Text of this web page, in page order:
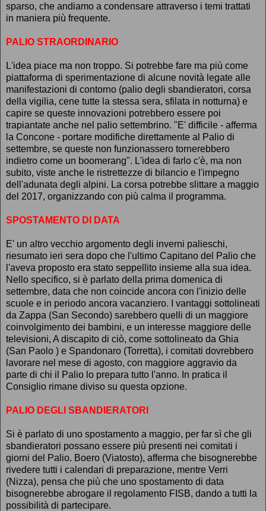
sparso, che andiamo a condensare attraverso i temi trattati
in maniera più frequente.
PALIO STRAORDINARIO
L'idea piace ma non troppo. Si potrebbe fare ma più come
piattaforma di sperimentazione di alcune novità legate alle
manifestazioni di contorno (palio degli sbandieratori, corsa
della vigilia, cene tutte la stessa sera, sfilata in notturna) e
capire se queste innovazioni potrebbero essere poi
trapiantate anche nel palio settembrino. "E' difficile - afferma
la Concone - portare modifiche direttamente al Palio di
settembre, se queste non funzionassero tornerebbero
indietro come un boomerang". L'idea di farlo c'è, ma non
subito, viste anche le ristrettezze di bilancio e l'impegno
dell'adunata degli alpini. La corsa potrebbe slittare a maggio
del 2017, organizzando con più calma il programma.
SPOSTAMENTO DI DATA
E' un altro vecchio argomento degli inverni palieschi,
riesumato ieri sera dopo che l'ultimo Capitano del Palio che
l'aveva proposto era stato seppellito insieme alla sua idea.
Nello specifico, si è parlato della prima domenica di
settembre, data che non coincide ancora con l'inizio delle
scuole e in periodo ancora vacanziero. I vantaggi sottolineati
da Zappa (San Secondo) sarebbero quelli di un maggiore
coinvolgimento dei bambini, e un interesse maggiore delle
televisioni, A discapito di ciò, come sottolineato da Ghia
(San Paolo ) e Spandonaro (Torretta), i comitati dovrebbero
lavorare nel mese di agosto, con maggiore aggravio da
parte di chi il Palio lo prepara tutto l'anno. In pratica il
Consiglio rimane diviso su questa opzione.
PALIO DEGLI SBANDIERATORI
Si è parlato di uno spostamento a maggio, per far sì che gli
sbandieratori possano essere più presenti nei comitati i
giorni del Palio. Boero (Viatosto), afferma che bisognerebbe
rivedere tutti i calendari di preparazione, mentre Verri
(Nizza), pensa che più che uno spostamento di data
bisognerebbe abrogare il regolamento FISB, dando a tutti la
possibilità di partecipare.